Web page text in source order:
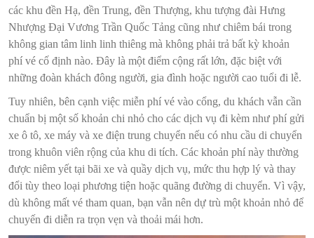
các khu đền Hạ, đền Trung, đền Thượng, khu tượng đài Hưng
Nhượng Đại Vương Trần Quốc Tảng cũng như chiêm bái trong
không gian tâm linh linh thiêng mà không phải trả bất kỳ khoản
phí vé cố định nào. Đây là một điểm cộng rất lớn, đặc biệt với
những đoàn khách đông người, gia đình hoặc người cao tuổi đi lễ.
Tuy nhiên, bên cạnh việc miễn phí vé vào cổng, du khách vẫn cần
chuẩn bị một số khoản chi nhỏ cho các dịch vụ đi kèm như phí gửi
xe ô tô, xe máy và xe điện trung chuyển nếu có nhu cầu di chuyển
trong khuôn viên rộng của khu di tích. Các khoản phí này thường
được niêm yết tại bãi xe và quầy dịch vụ, mức thu hợp lý và thay
đổi tùy theo loại phương tiện hoặc quãng đường di chuyển. Vì vậy,
dù không mất vé tham quan, bạn vẫn nên dự trù một khoản nhỏ để
chuyến đi diễn ra trọn vẹn và thoải mái hơn.